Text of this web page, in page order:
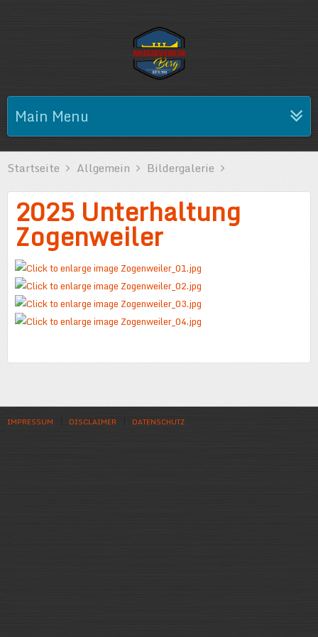
Main Menu
Startseite Allgemein Bildergalerie
2025 Unterhaltung
Zogenweiler
IMPRESSUM DISCLAIMER DATENSCHUTZ